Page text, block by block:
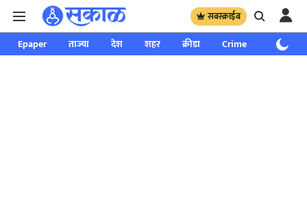
सबस्क्राईब
Epaper ताज्या देश शहर क्रीडा Crime साप्ताहिक